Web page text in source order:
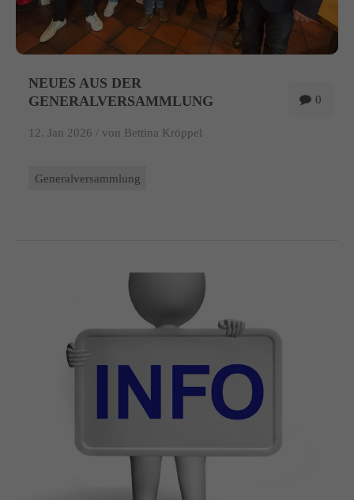
0
NEUES AUS DER
GENERALVERSAMMLUNG
12. Jan 2026 / von Bettina Kröppel
Generalversammlung